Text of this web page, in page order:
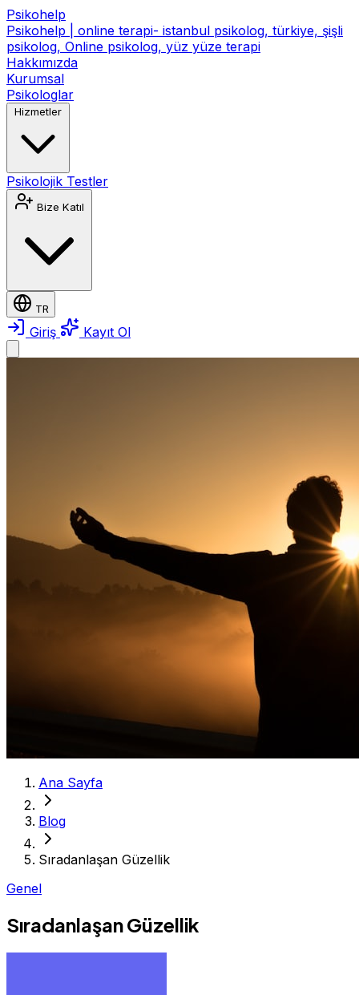
Psikohelp
Psikohelp | online terapi- istanbul psikolog, türkiye, şişli
psikolog, Online psikolog, yüz yüze terapi
Hakkımızda
Kurumsal
Psikologlar
Hizmetler
Psikolojik Testler
Bize Katıl
TR
Giriş Kayıt Ol
Ana Sayfa
Blog
Sıradanlaşan Güzellik
Genel
Sıradanlaşan Güzellik